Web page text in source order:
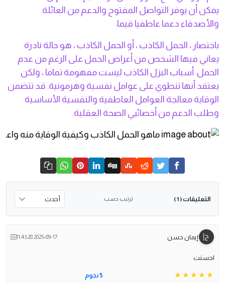
يمكن أن يوفر التواصل المفتوح والدعم من العائلة
والأصدقاء دعما عاطفيا قيما.
باختصار ، الحمل الكاذب ، أو الحمل الكاذب ، هو حالة نادرة
يعاني فيها الشخص من أعراض الحمل على الرغم من عدم
الحمل. أسباب البزل الكاذب ليست مفهومة تماما ، ولكن
يعتقد أنها تنطوي على عوامل نفسية وهرمونية. قد تتضمن
الوقاية معالجة العوامل العاطفية والنفسية الأساسية
وطلب الدعم من أخصائيي الصحة العقلية.
التعليقات ( 1 ) ترتيب حسب
إيمان حسن 2025-09-17 11:43:28
احسنت
5 نجوم